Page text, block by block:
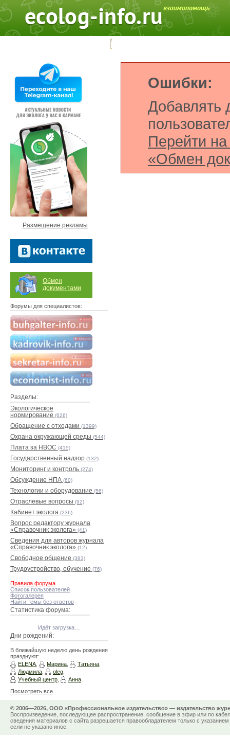
Размещение рекламы
Обмен
документами
Форумы для специалистов:
Разделы:
Экологическое
нормирование (626)
Обращение с отходами (1399)
Охрана окружающей среды (544)
Плата за НВОС (415)
Государственный надзор (132)
Мониторинг и контроль (274)
Обсуждение НПА (60)
Технологии и оборудование (56)
Отраслевые вопросы (92)
Кабинет эколога (236)
Вопрос редактору журнала
«Справочник эколога» (41)
Сведения для авторов журнала
«Справочник эколога» (12)
Свободное общение (383)
Трудоустройство, обучение (76)
Правила форума
Список пользователей
Фотогалерея
Найти темы без ответов
Статистика форума:
Идёт загрузка…
Дни рождений:
В ближайшую неделю день рождения
празднуют:
ELENA
Марина Татьяна
Людмила
oleg
Учебный центр
Анна
Посмотреть все
Ошибки:
Добавлять
Перейти
«Обмен
© 2006—2026, ООО «Профессиональное издательство» — издательство
Воспроизведение, последующее распространение, сообщение в эфир или по
сведения материалов с сайта разрешается правообладателем только с
если не указано иное.